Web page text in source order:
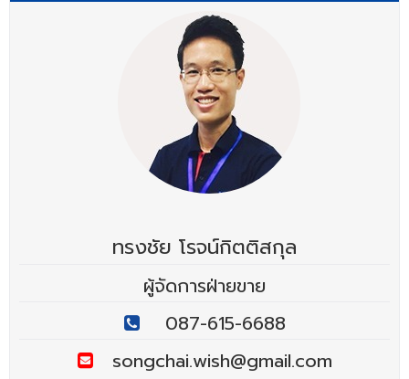
ทรงชัย โรจน์กิตติสกุล
ผู้จัดการฝ่ายขาย
087-615-6688
songchai.wish@gmail.com